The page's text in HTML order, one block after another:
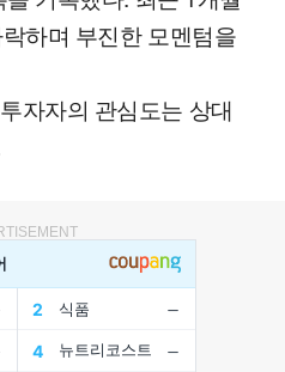
하며 부진한 모멘텀을
자자의 관심도는 상대